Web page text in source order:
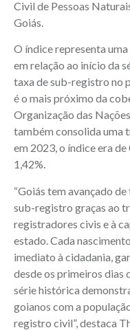
Civil de Pessoas
Goiás.
O índice representa
em relação ao início da
taxa de sub-registro no
é o mais próximo da
Organização das
também consolida uma
em 2023, o índice era
1,42%.
“Goiás tem avançado
sub-registro graças ao
registradores civis e à
estado. Cada
imediato à cidadania,
desde os primeiros dias
série histórica
goianos com a
registro civil”, destaca